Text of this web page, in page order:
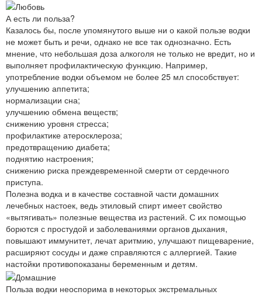
А есть ли польза?
Казалось бы, после упомянутого выше ни о какой пользе водки
не может быть и речи, однако не все так однозначно. Есть
мнение, что небольшая доза алкоголя не только не вредит, но и
выполняет профилактическую функцию. Например,
употребление водки объемом не более 25 мл способствует:
улучшению аппетита;
нормализации сна;
улучшению обмена веществ;
снижению уровня стресса;
профилактике атеросклероза;
предотвращению диабета;
поднятию настроения;
снижению риска преждевременной смерти от сердечного
приступа.
Полезна водка и в качестве составной части домашних
лечебных настоек, ведь этиловый спирт имеет свойство
«вытягивать» полезные вещества из растений. С их помощью
борются с простудой и заболеваниями органов дыхания,
повышают иммунитет, лечат аритмию, улучшают пищеварение,
расширяют сосуды и даже справляются с аллергией. Такие
настойки противопоказаны беременным и детям.
Польза водки неоспорима в некоторых экстремальных